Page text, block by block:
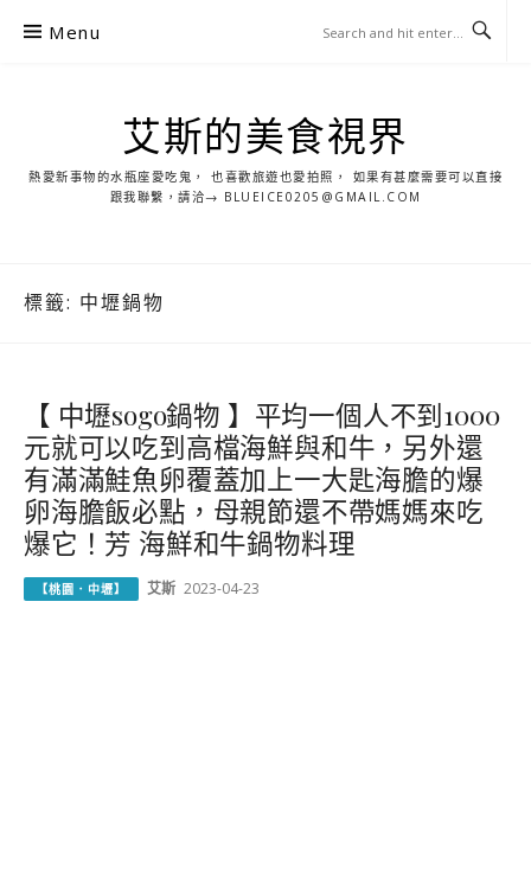
Menu
艾斯的美食視界
熱愛新事物的水瓶座愛吃鬼， 也喜歡旅遊也愛拍照， 如果有甚麼需要可以直接
跟我聯繫，請洽→ BLUEICE0205@GMAIL.COM
標籤: 中壢鍋物
【 中壢sogo鍋物 】平均一個人不到1000
元就可以吃到高檔海鮮與和牛，另外還
有滿滿鮭魚卵覆蓋加上一大匙海膽的爆
卵海膽飯必點，母親節還不帶媽媽來吃
爆它！芳 海鮮和牛鍋物料理
【桃園．中壢】 艾斯 2023-04-23